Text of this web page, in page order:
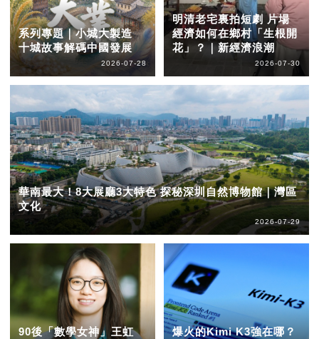
系列專題｜小城大製造
十城故事解碼中國發展
2026-07-28
明清老宅裏拍短劇 片場
經濟如何在鄉村「生根開
花」？｜新經濟浪潮
2026-07-30
華南最大！8大展廳3大特色 探秘深圳自然博物館｜灣區
文化
2026-07-29
90後「數學女神」王虹
爆火的Kimi K3強在哪？